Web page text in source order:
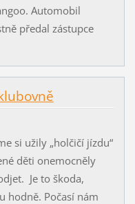
Automobil
předal zástupce
si užily „holčičí jízdu“
děti onemocněly
Je to škoda,
hodně. Počasí nám